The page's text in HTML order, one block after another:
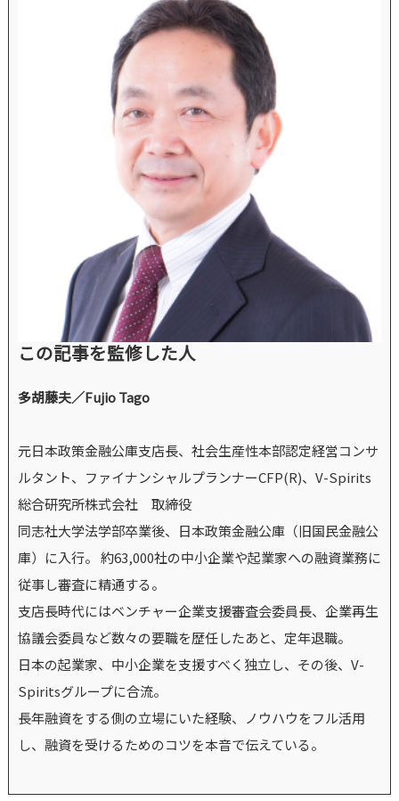
この記事を監修した人
多胡藤夫／Fujio Tago
元日本政策金融公庫支店長、社会生産性本部認定経営コンサ
ルタント、ファイナンシャルプランナーCFP(R)、V-Spirits
総合研究所株式会社 取締役
同志社大学法学部卒業後、日本政策金融公庫（旧国民金融公
庫）に入行。 約63,000社の中小企業や起業家への融資業務に
従事し審査に精通する。
支店長時代にはベンチャー企業支援審査会委員長、企業再生
協議会委員など数々の要職を歴任したあと、定年退職。
日本の起業家、中小企業を支援すべく独立し、その後、V-
Spiritsグループに合流。
長年融資をする側の立場にいた経験、ノウハウをフル活用
し、融資を受けるためのコツを本音で伝えている。